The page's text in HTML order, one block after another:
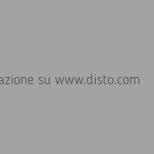
su www.disto.com